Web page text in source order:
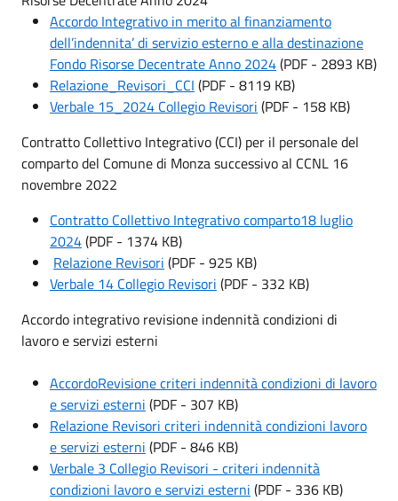
Accordo Integrativo in merito al finanziamento
dell’indennita’ di servizio esterno e alla destinazione
Fondo Risorse Decentrate Anno 2024(PDF - 2893 KB)
Relazione_Revisori_CCI (PDF - 8119 KB)
Verbale 15_2024 Collegio Revisori (PDF - 158 KB)
Contratto Collettivo Integrativo (CCI) per il personale del
comparto del Comune di Monza successivo al CCNL 16
novembre 2022
Contratto Collettivo Integrativo comparto18 luglio
2024(PDF - 1374 KB)
Relazione Revisori (PDF - 925 KB)
Verbale 14 Collegio Revisori (PDF - 332 KB)
Accordo integrativo revisione indennità condizioni di
lavoro e servizi esterni
AccordoRevisione criteri indennità condizioni di lavoro
e servizi esterni (PDF - 307 KB)
Relazione Revisori criteri indennità condizioni lavoro
e servizi esterni (PDF - 846 KB)
Verbale 3 Collegio Revisori - criteri indennità
condizioni lavoro e servizi esterni (PDF - 336 KB)